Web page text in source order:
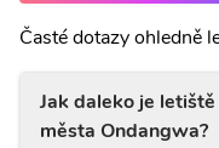
Časté dotazy ohledně
Jak daleko je
města Ondangwa?